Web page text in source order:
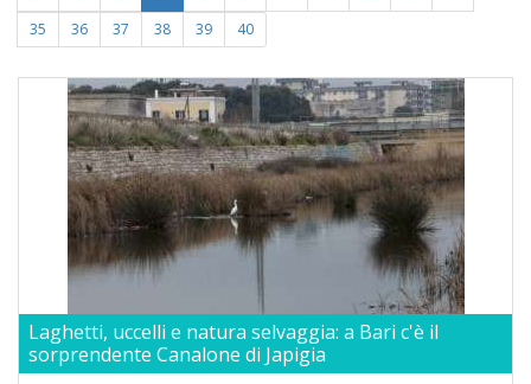
35
36 37 38 39 40
Laghetti, uccelli e natura selvaggia: a Bari c'è il
sorprendente Canalone di Japigia